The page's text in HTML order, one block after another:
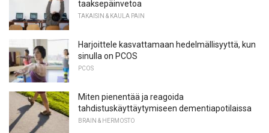
taaksepäinvetoa
TAKAISIN & KAULA PAIN
Harjoittele kasvattamaan hedelmällisyyttä, kun
sinulla on PCOS
PCOS
Miten pienentää ja reagoida
tahdistuskäyttäytymiseen dementiapotilaissa
BRAIN & HERMOSTO